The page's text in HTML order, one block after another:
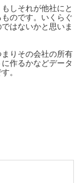
しそれが他社にと
のです。いくらぐ
はないかと思いま
りその会社の所有
作るかなどデータ
。